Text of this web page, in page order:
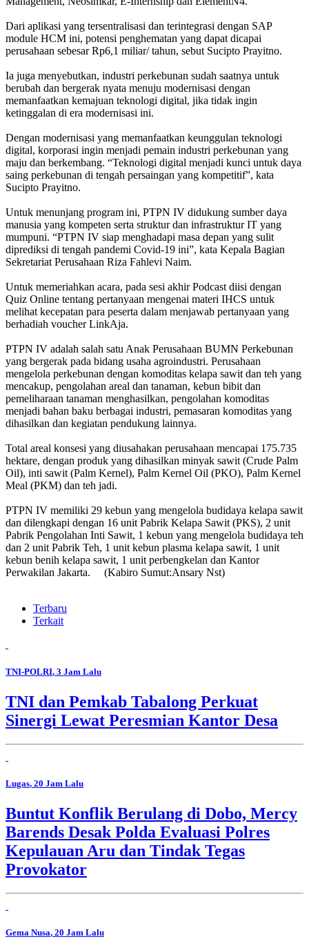
Dari aplikasi yang tersentralisasi dan terintegrasi dengan SAP
module HCM ini, potensi penghematan yang dapat dicapai
perusahaan sebesar Rp6,1 miliar/ tahun, sebut Sucipto Prayitno.
Ia juga menyebutkan, industri perkebunan sudah saatnya untuk
berubah dan bergerak nyata menuju modernisasi dengan
memanfaatkan kemajuan teknologi digital, jika tidak ingin
ketinggalan di era modernisasi ini.
Dengan modernisasi yang memanfaatkan keunggulan teknologi
digital, korporasi ingin menjadi pemain industri perkebunan yang
maju dan berkembang. “Teknologi digital menjadi kunci untuk daya
saing perkebunan di tengah persaingan yang kompetitif”, kata
Sucipto Prayitno.
Untuk menunjang program ini, PTPN IV didukung sumber daya
manusia yang kompeten serta struktur dan infrastruktur IT yang
mumpuni. “PTPN IV siap menghadapi masa depan yang sulit
diprediksi di tengah pandemi Covid-19 ini”, kata Kepala Bagian
Sekretariat Perusahaan Riza Fahlevi Naim.
Untuk memeriahkan acara, pada sesi akhir Podcast diisi dengan
Quiz Online tentang pertanyaan mengenai materi IHCS untuk
melihat kecepatan para peserta dalam menjawab pertanyaan yang
berhadiah voucher LinkAja.
PTPN IV adalah salah satu Anak Perusahaan BUMN Perkebunan
yang bergerak pada bidang usaha agroindustri. Perusahaan
mengelola perkebunan dengan komoditas kelapa sawit dan teh yang
mencakup, pengolahan areal dan tanaman, kebun bibit dan
pemeliharaan tanaman menghasilkan, pengolahan komoditas
menjadi bahan baku berbagai industri, pemasaran komoditas yang
dihasilkan dan kegiatan pendukung lainnya.
Total areal konsesi yang diusahakan perusahaan mencapai 175.735
hektare, dengan produk yang dihasilkan minyak sawit (Crude Palm
Oil), inti sawit (Palm Kernel), Palm Kernel Oil (PKO), Palm Kernel
Meal (PKM) dan teh jadi.
PTPN IV memiliki 29 kebun yang mengelola budidaya kelapa sawit
dan dilengkapi dengan 16 unit Pabrik Kelapa Sawit (PKS), 2 unit
Pabrik Pengolahan Inti Sawit, 1 kebun yang mengelola budidaya teh
dan 2 unit Pabrik Teh, 1 unit kebun plasma kelapa sawit, 1 unit
kebun benih kelapa sawit, 1 unit perbengkelan dan Kantor
Perwakilan Jakarta. (Kabiro Sumut:Ansary Nst)
Terbaru
Terkait
TNI-POLRI, 3 Jam Lalu
TNI dan Pemkab Tabalong Perkuat
Sinergi Lewat Peresmian Kantor Desa
Lugas, 20 Jam Lalu
Buntut Konflik Berulang di Dobo, Mercy
Barends Desak Polda Evaluasi Polres
Kepulauan Aru dan Tindak Tegas
Provokator
Gema Nusa, 20 Jam Lalu